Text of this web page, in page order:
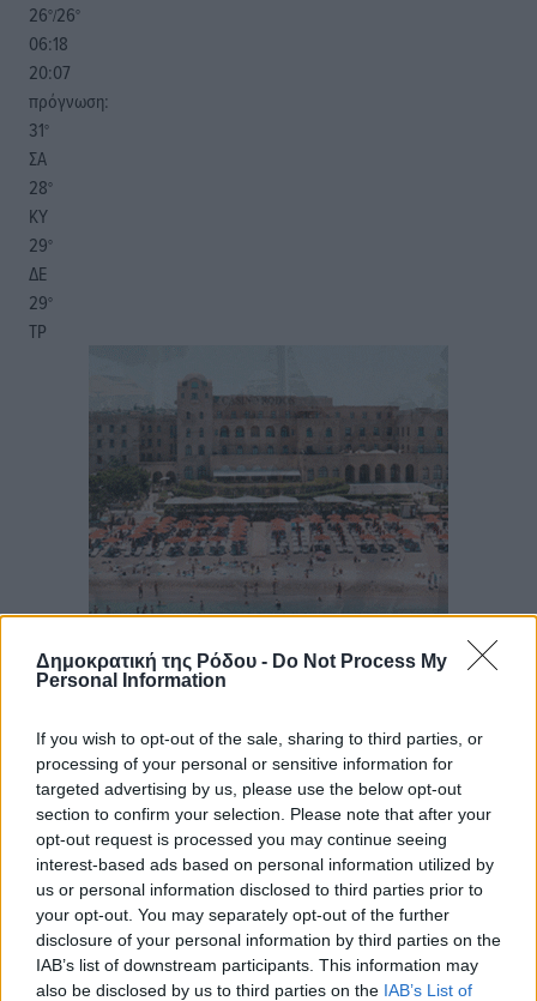
Δημοκρατική της Ρόδου - Do Not Process My
Personal Information
If you wish to opt-out of the sale, sharing to third parties, or
processing of your personal or sensitive information for
targeted advertising by us, please use the below opt-out
section to confirm your selection. Please note that after your
opt-out request is processed you may continue seeing
interest-based ads based on personal information utilized by
us or personal information disclosed to third parties prior to
your opt-out. You may separately opt-out of the further
disclosure of your personal information by third parties on the
IAB’s list of downstream participants. This information may
also be disclosed by us to third parties on the IAB’s List of
26°/26°
06:18
20:07
πρόγνωση:
31°
ΣΑ
28°
ΚΥ
29°
ΔΕ
29°
ΤΡ